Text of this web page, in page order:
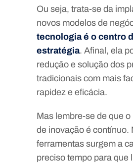
Ou seja, trata-se da
novos modelos de
tecnologia é o centro
estratégia. Afinal, ela
redução e solução dos
tradicionais com mais
rapidez e eficácia.
Mas lembre-se de que
de inovação é contínuo.
ferramentas surgem a
preciso tempo para que